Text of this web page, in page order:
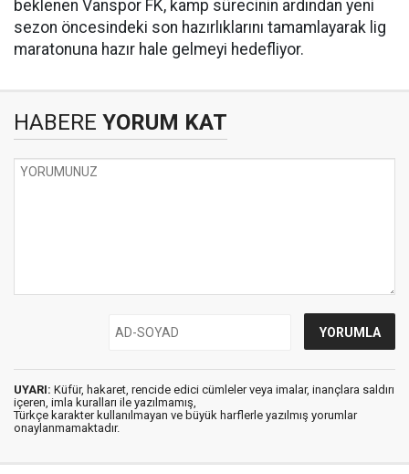
beklenen Vanspor FK, kamp sürecinin ardından yeni
sezon öncesindeki son hazırlıklarını tamamlayarak lig
maratonuna hazır hale gelmeyi hedefliyor.
HABERE YORUM KAT
UYARI: Küfür, hakaret, rencide edici cümleler veya imalar, inançlara saldırı
içeren, imla kuralları ile yazılmamış,
Türkçe karakter kullanılmayan ve büyük harflerle yazılmış yorumlar
onaylanmamaktadır.